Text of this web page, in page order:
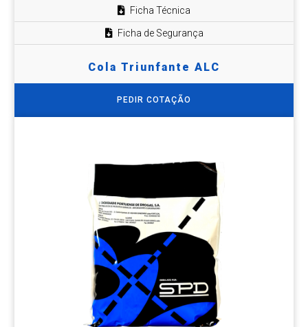
Ficha Técnica
Ficha de Segurança
Cola Triunfante ALC
PEDIR COTAÇÃO